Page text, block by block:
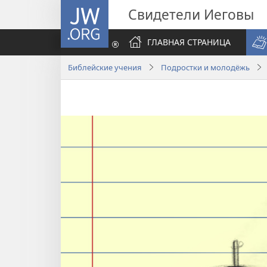
JW.ORG Свидетели Иеговы
ГЛАВНАЯ СТРАНИЦА
Библейские учения Подростки и молодёжь